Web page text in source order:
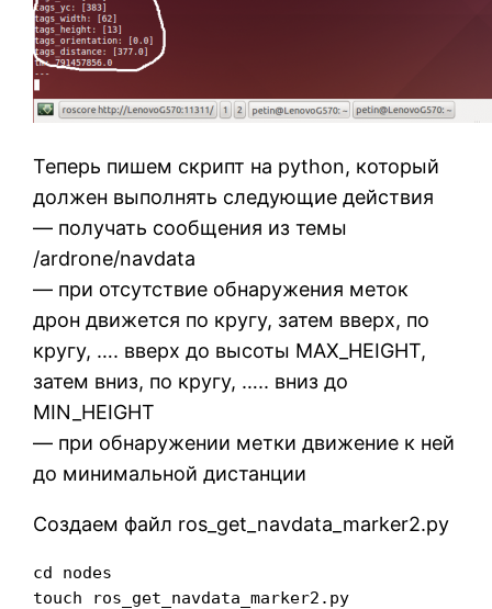
Теперь пишем скрипт на python, который
должен выполнять следующие действия
— получать сообщения из темы
/ardrone/navdata
— при отсутствие обнаружения меток
дрон движется по кругу, затем вверх, по
кругу, …. вверх до высоты MAX_HEIGHT,
затем вниз, по кругу, ….. вниз до
MIN_HEIGHT
— при обнаружении метки движение к ней
до минимальной дистанции
Создаем файл ros_get_navdata_marker2.py
cd nodes
touch ros_get_navdata_marker2.py